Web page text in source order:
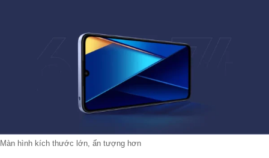
Màn hình kích thước lớn, ấn tượng hơn